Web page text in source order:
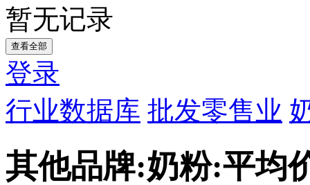
暂无记录
查看全部
登录
行业数据库 批发零售业
其他品牌:奶粉:平均